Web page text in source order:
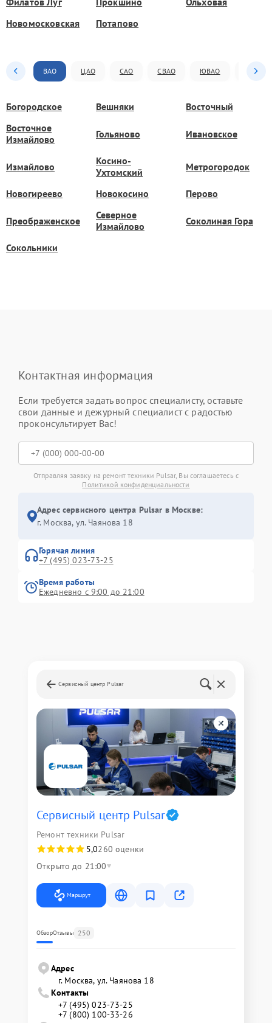
Новомосковская
Потапово
ВАО ЦАО САО СВАО ЮВАО ЮАО
Богородское Вешняки
Восточный
Восточное
Измайлово
Гольяново Ивановское
Измайлово
Косино-
Ухтомский
Метрогородок
Новогиреево Новокосино Перово
Преображенское
Северное
Измайлово
Соколиная Гора
Сокольники
Контактная информация
Если требуется задать вопрос специалисту, оставьте
свои данные и дежурный специалист с радостью
проконсультирует Вас!
Отправляя заявку на ремонт техники Pulsar, Вы соглашаетесь с
Политикой конфиденциальности
Адрес сервисного центра Pulsar в Москве:
г. Москва, ул. Чаянова 18
Горячая линия
+7 (495) 023-73-25
Время работы
Ежедневно с 9:00 до 21:00
Сервисный центр Pulsar
Сервисный центр Pulsar
Ремонт техники Pulsar
5,0260 оценки
Открыто до 21:00
Маршрут
ОбзорОтзывы 250
Адрес
г. Москва, ул. Чаянова 18
Контакты
+7 (495) 023-73-25
+7 (800) 100-33-26